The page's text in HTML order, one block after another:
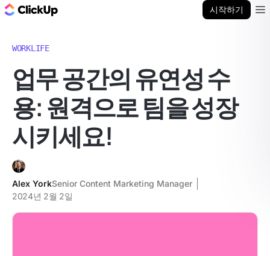
시작하기
WORKLIFE
업무 공간의 유연성 수
용: 원격으로 팀을 성장
시키세요!
Alex YorkSenior Content Marketing Manager
2024년 2월 2일